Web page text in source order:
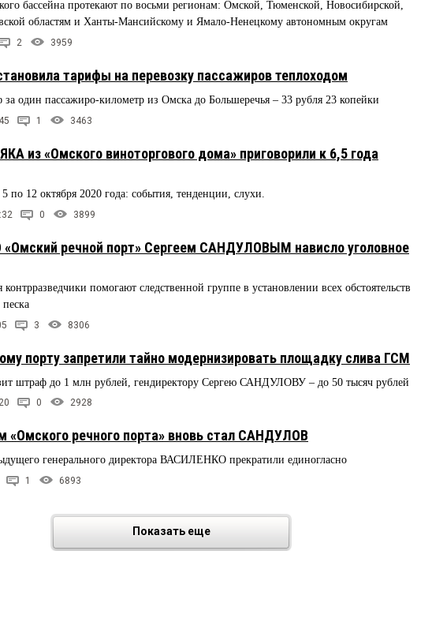
бассейна протекают по восьми регионам: Омской, Тюменской, Новосибирской,
областям и Ханты-Мансийскому и Ямало-Ненецкому автономным округам
2 3959
тарифы на перевозку пассажиров теплоходом
один пассажиро-километр из Омска до Большеречья – 33 рубля 23 копейки
1 3463
из «Омского виноторгового дома» приговорили к 6,5 года
по 12 октября 2020 года: события, тенденции, слухи.
0 3899
«Омский речной порт» Сергеем САНДУЛОВЫМ нависло уголовное
помогают следственной группе в установлении всех обстоятельств
3 8306
порту запретили тайно модернизировать площадку слива ГСМ
штраф до 1 млн рублей, гендиректору Сергею САНДУЛОВУ – до 50 тысяч рублей
0 2928
«Омского речного порта» вновь стал САНДУЛОВ
генерального директора ВАСИЛЕНКО прекратили единогласно
1 6893
Показать еще